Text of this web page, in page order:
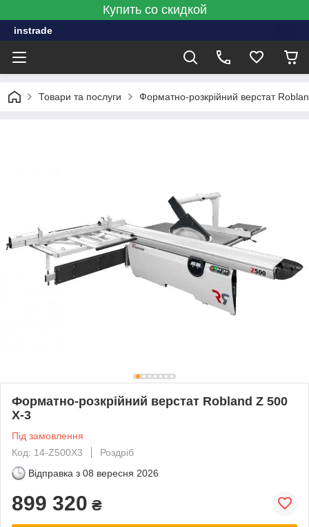
Купить со скидкой
instrade
Товари та послуги Форматно-розкрійний верстат
Форматно-розкрійний верстат Robland Z 500
X-3
Під замовлення
Код: 14-Z500X3
Роздріб
Відправка з 08 вересня 2026
899 320 ₴